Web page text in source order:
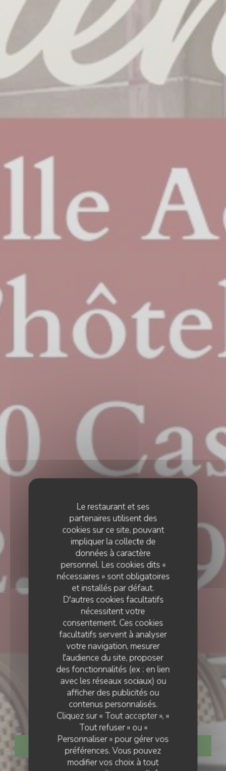
Le restaurant et ses
partenaires utilisent des
cookies sur ce site, pouvant
impliquer la collecte de
données à caractère
personnel. Les cookies dits «
nécessaires » sont obligatoires
et installés par défaut.
D'autres cookies facultatifs
nécessitent votre
consentement. Ces cookies
facultatifs servent à analyser
votre navigation, mesurer
l'audience du site, proposer
des fonctionnalités (ex : en lien
avec les réseaux sociaux) ou
afficher des publicités ou
contenus personnalisés.
Cliquez sur « Tout accepter », «
Tout refuser » ou «
Personnaliser » pour gérer vos
préférences. Vous pouvez
modifier vos choix à tout
BISTRONOMIQUE• CASTRES
La Foganha
RÉSERVER